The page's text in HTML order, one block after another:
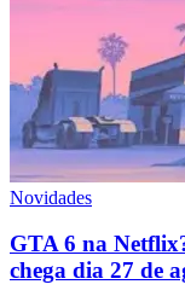
Novidades
GTA 6 na
chega dia 27 de